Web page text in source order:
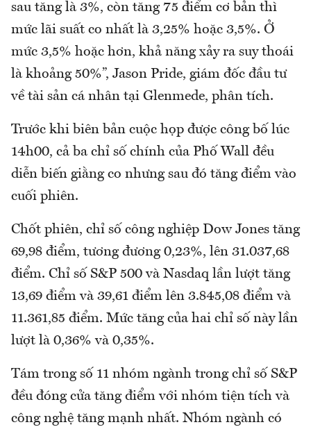
sau tăng là 3%, còn tăng 75 điểm cơ bản thì
mức lãi suất co nhất là 3,25% hoặc 3,5%. Ở
mức 3,5% hoặc hơn, khả năng xảy ra suy thoái
là khoảng 50%”, Jason Pride, giám đốc đầu tư
về tài sản cá nhân tại Glenmede, phân tích.
Trước khi biên bản cuộc họp được công bố lúc
14h00, cả ba chỉ số chính của Phố Wall đều
diễn biến giằng co nhưng sau đó tăng điểm vào
cuối phiên.
Chốt phiên, chỉ số công nghiệp Dow Jones tăng
69,98 điểm, tương đương 0,23%, lên 31.037,68
điểm. Chỉ số S&P 500 và Nasdaq lần lượt tăng
13,69 điểm và 39,61 điểm lên 3.845,08 điểm và
11.361,85 điểm. Mức tăng của hai chỉ số này lần
lượt là 0,36% và 0,35%.
Tám trong số 11 nhóm ngành trong chỉ số S&P
đều đóng cửa tăng điểm với nhóm tiện tích và
công nghệ tăng mạnh nhất. Nhóm ngành có